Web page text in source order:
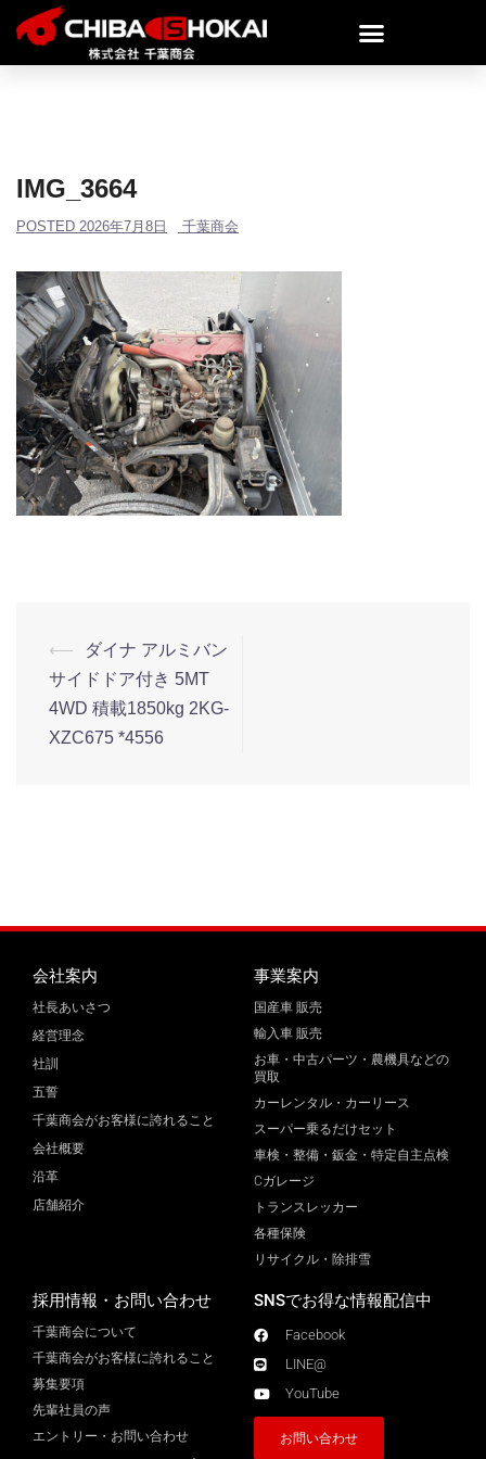
IMG_3664
POSTED 2026年7月8日 千葉商会
⟵
ダイナ アルミバン
サイドドア付き 5MT
4WD 積載1850kg 2KG-
XZC675 *4556
会社案内
社長あいさつ
経営理念
社訓
五誓
千葉商会がお客様に誇れること
会社概要
沿革
店舗紹介
事業案内
国産車 販売
輸入車 販売
お車・中古パーツ・農機具などの
買取
カーレンタル・カーリース
スーパー乗るだけセット
車検・整備・鈑金・特定自主点検
Cガレージ
トランスレッカー
各種保険
リサイクル・除排雪
採用情報・お問い合わせ
千葉商会について
千葉商会がお客様に誇れること​
募集要項
先輩社員の声
エントリー・お問い合わせ
SNSでお得な情報配信中
Facebook
LINE@
YouTube
お問い合わせ